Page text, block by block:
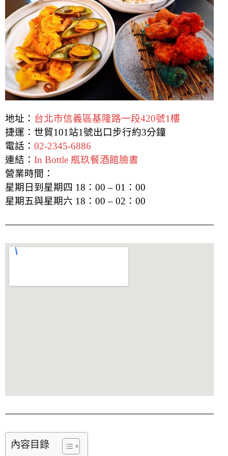
地址： 台北市信義區基隆路一段420號1樓
捷運：世貿101站1號出口步行約3分鐘
電話： 02-2345-6886
連結： In Bottle 瓶玖餐酒館臉書
營業時間：
星期日到星期四 18：00 – 01：00
星期五與星期六 18：00 – 02：00
內容目錄